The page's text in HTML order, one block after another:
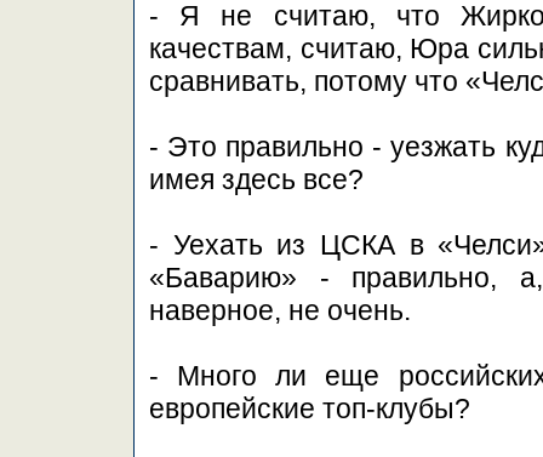
- Я не считаю, что
качествам, считаю, Юра
сравнивать, потому что
- Это правильно - уезжать
имея здесь все?
- Уехать из ЦСКА в
«Баварию» - правильно,
наверное, не очень.
- Много ли еще российских
европейские топ-клубы?